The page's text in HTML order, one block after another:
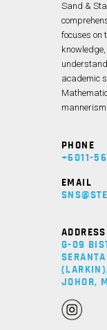
Sand &
focuses on
academic
mannerism.
PHONE
+6011-
EMAIL
ADDRESS
G-09
JOHOR,